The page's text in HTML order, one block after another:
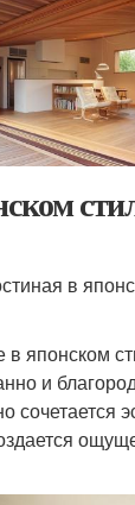
в
японском
и
сочетается